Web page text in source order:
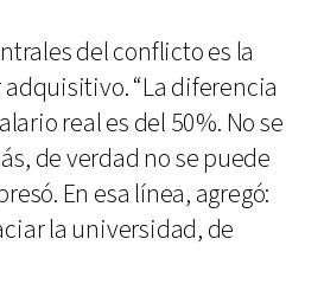
del conflicto es la
“La diferencia
real es del 50%. No se
de verdad no se puede
En esa línea, agregó:
la universidad, de